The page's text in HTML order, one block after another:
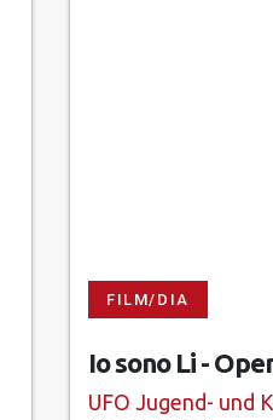
FILM/DIA
Io sono Li -
UFO Jugend- und